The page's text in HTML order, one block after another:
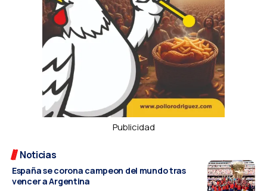
Publicidad
Noticias
España se corona campeon del mundo tras
vencer a Argentina